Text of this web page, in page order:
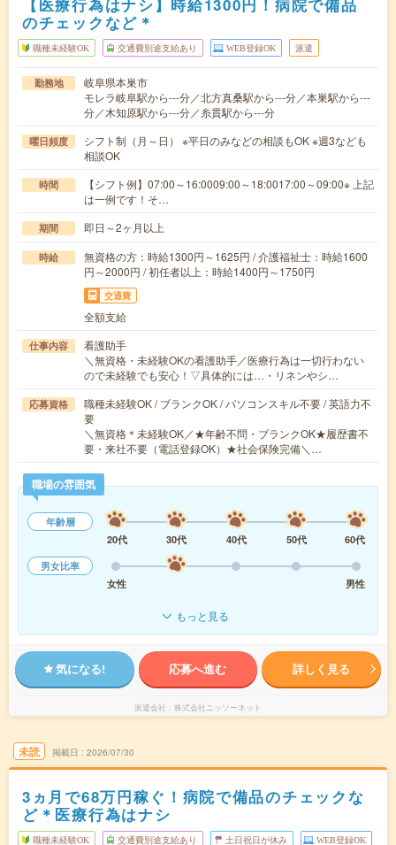
【医療行為はナシ】時給1300円！病院で備品
のチェックなど＊
職種未経験OK 交通費別途支給あり WEB登録OK 派遣
勤務地
岐阜県本巣市
モレラ岐阜駅から---分／北方真桑駅から---分／本巣駅から---
分／木知原駅から---分／糸貫駅から---分
曜日頻度
シフト制（月～日） ※平日のみなどの相談もOK ※週3なども
相談OK
時間
【シフト例】07:00～16:0009:00～18:0017:00～09:00※ 上記
は一例です！そ…
期間 即日～2ヶ月以上
時給
無資格の方：時給1300円～1625円 / 介護福祉士：時給1600
円～2000円 / 初任者以上：時給1400円～1750円
交通費
全額支給
仕事内容
看護助手
＼無資格・未経験OKの看護助手／医療行為は一切行わない
ので未経験でも安心！▽具体的には…・リネンやシ…
応募資格
職種未経験OK / ブランクOK / パソコンスキル不要 / 英語力不
要
＼無資格＊未経験OK／★年齢不問・ブランクOK★履歴書不
要・来社不要（電話登録OK）★社会保険完備＼…
職場の雰囲気
年齢層
20代
30代 40代 50代
60代
男女比率
女性
男性
もっと見る
気になる! 応募へ進む 詳しく見る
派遣会社 株式会社ニッソーネット
未読 掲載日 2026/07/30
3ヵ月で68万円稼ぐ！病院で備品のチェックな
ど＊医療行為はナシ
職種未経験OK 交通費別途支給あり 土日祝日が休み WEB登録OK